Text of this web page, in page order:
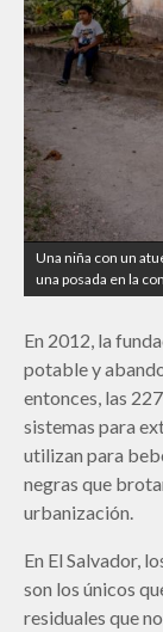
Una niña con un
una posada en la
En 2012, la
potable y
entonces, las
sistemas para
utilizan para
negras que
urbanización.
En El Salvador,
son los únicos
residuales que